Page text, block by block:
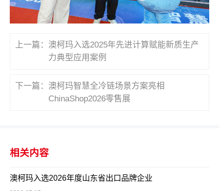
上一篇： 澳柯玛入选2025年先进计算赋能新质生产
力典型应用案例
下一篇： 澳柯玛智慧全冷链场景方案亮相
ChinaShop2026零售展
相关内容
澳柯玛入选2026年度山东省出口品牌企业